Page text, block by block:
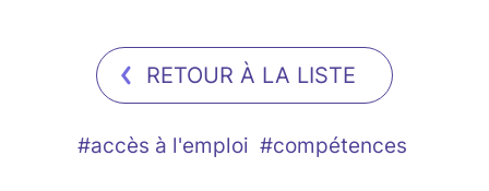
RETOUR À LA LISTE
#accès à l'emploi #compétences